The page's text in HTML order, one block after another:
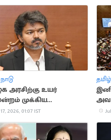
அரசிற்கு உயர்
முக்கிய
2026, 01:07 IST